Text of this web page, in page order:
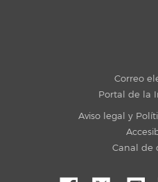
Correo
Portal de la
Aviso legal y
Canal de